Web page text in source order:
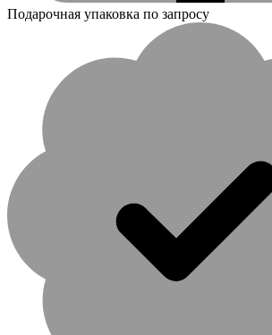
Подарочная упаковка по запросу